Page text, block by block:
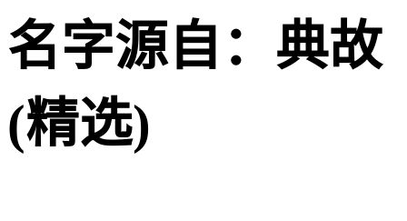
名字源自：典故
(精选)